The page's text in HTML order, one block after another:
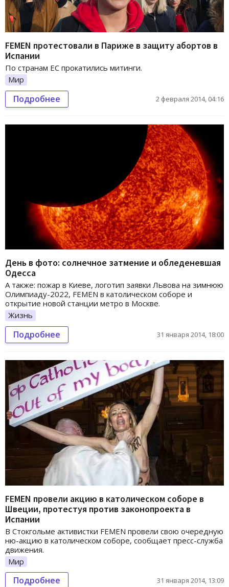
FEMEN протестовали в Париже в защиту абортов в
Испании
По странам ЕС прокатились митинги.
Мир
Подробнее 2 февраля 2014, 04:16
День в фото: солнечное затмение и обледеневшая
Одесса
А также: пожар в Киеве, логотип заявки Львова на зимнюю
Олимпиаду-2022, FEMEN в католическом соборе и
открытие новой станции метро в Москве.
Жизнь
Подробнее 31 января 2014, 18:00
FEMEN провели акцию в католическом соборе в
Швеции, протестуя против законопроекта в
Испании
В Стокгольме активистки FEMEN провели свою очередную
ню-акцию в католическом соборе, сообщает пресс-служба
движения.
Мир
Подробнее 31 января 2014, 13:09